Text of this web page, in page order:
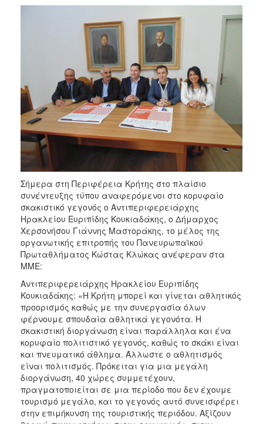
Σήμερα στη Περιφέρεια Κρήτης στο πλαίσιο
συνέντευξης τύπου αναφερόμενοι στο κορυφαίο
σκακιστικό γεγονός ο Αντιπεριφερειάρχης
Ηρακλείου Ευριπίδης Κουκιαδάκης, ο Δήμαρχος
Χερσονήσου Γιάννης Μαστοράκης, το μέλος της
οργανωτικής επιτροπής του Πανευρωπαϊκού
Πρωταθλήματος Κώστας Κλώκας ανέφεραν στα
ΜΜΕ:
Αντιπεριφερειάρχης Ηρακλείου Ευριπίδης
Κουκιαδάκης: «Η Κρήτη μπορεί και γίνεται αθλητικός
προορισμός καθώς με την συνεργασία όλων
φέρνουμε σπουδαία αθλητικά γεγονότα. Η
σκακιστική διοργάνωση είναι παράλληλα και ένα
κορυφαίο πολιτιστικό γεγονός, καθώς το σκάκι είναι
και πνευματικό άθλημα. Άλλωστε ο αθλητισμός
είναι πολιτισμός. Πρόκειται για μια μεγάλη
διοργάνωση, 40 χώρες συμμετέχουν,
πραγματοποιείται σε μια περίοδο που δεν έχουμε
τουρισμό μεγάλο, και το γεγονός αυτό συνεισφέρει
στην επιμήκυνση της τουριστικής περιόδου. Αξίζουν